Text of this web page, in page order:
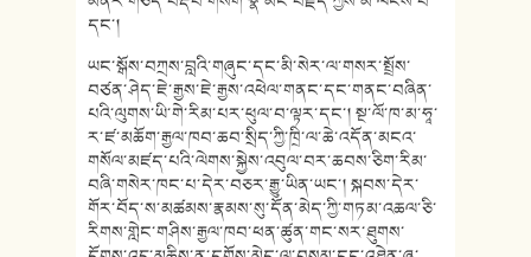
དང་།
ཡང་སྒོས་བཀྲས་བླའི་གཞུང་དང་མི་སེར་ལ་གསར་སྤྲོས་
བཙན་ཤེད་ཇེ་རྒྱས་ཇེ་རྒྱས་འཕེལ་གནང་དང་གནང་བཞིན་
པའི་ལུགས་ཡི་གེ་རིམ་པར་ཕུལ་བ་ལྟར་དང་། སྔ་ལོ་ཁ་མ་ཧཱ་
ར་ཛ་མཆོག་རྒྱལ་ཁབ་ཆབ་སྲིད་ཀྱི་ཁྲི་ལ་ཆེ་འདོན་མངའ་
གསོལ་མཛད་པའི་ལེགས་སྐྱེས་འབུལ་བར་ཆབས་ཅིག་རིམ་
བཞི་གསེར་ཁང་པ་དེར་བཅར་རྒྱུ་ཡིན་ཡང་། སྐབས་དེར་
གོར་བོད་ས་མཚམས་རྣམས་སུ་དོན་མེད་ཀྱི་གཏམ་འཆལ་ཅི་
རིགས་གླེང་གཤིས་རྒྱལ་ཁབ་ཕན་ཚུན་གང་སར་ཐུགས་